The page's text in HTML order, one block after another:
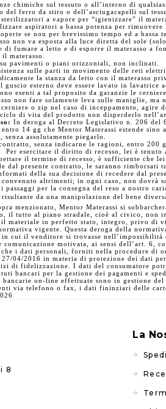
chimiche sul tessuto o all’interno di
del ferro da stiro o dell’asciugacapelli sul
a vapore per “igienizzare” il
aspiratori a bassa potenza per
se non per brevissimo tempo ed a
non va esposta alla luce diretta del sole
di fumare a letto e di esporre il materasso a
materasso.
pavimenti o piani orizzontali, non inclinati.
sulle parti in movimento delle reti
la stanza da letto con il materasso
guscio esterno deve essere lavato in
esenti a tal proposito da garanzie le
non fare solamente leva sulle maniglie,
o zip nel caso di inceppamento, agire
di vita del prodotto non disperderlo
In deroga al Decreto Legislativo n. 206 del
14 gg che Mentor Materassi estende
assolutamente piegarlo.
senza indicarne le ragioni, entro
Per esercitare il diritto di recesso, lei è tenuto
il termine di recesso, è sufficiente che
dal presente contratto, le saranno
della sua decisione di recedere dal
convenuto altrimenti; in ogni caso, non dovrà
per la consegna del reso a nostro
da una manipolazione del bene
menzionato, Mentor Materassi si
il tutto al piano stradale, cioè al civico, non
materiale in perfetto stato, integro, privo di
vigente. Questa deroga della
in cui il venditore si trovasse
comunicazione motivata, ai sensi dell’art. 6,
i dati personali, forniti nella procedure di
04/2016 in materia di protezione dei dati
di fidelizzazione. I dati del consumatore
bancari per la gestione dei pagamenti e
bancarie on-line effettuate sono in gestione
via telefono o fax, i dati fininziari delle
8
La